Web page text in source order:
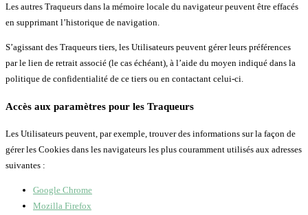
Les autres Traqueurs dans la mémoire locale du navigateur peuvent être effacés
en supprimant l’historique de navigation.
S’agissant des Traqueurs tiers, les Utilisateurs peuvent gérer leurs préférences
par le lien de retrait associé (le cas échéant), à l’aide du moyen indiqué dans la
politique de confidentialité de ce tiers ou en contactant celui-ci.
Accès aux paramètres pour les Traqueurs
Les Utilisateurs peuvent, par exemple, trouver des informations sur la façon de
gérer les Cookies dans les navigateurs les plus couramment utilisés aux adresses
suivantes :
Google Chrome
Mozilla Firefox